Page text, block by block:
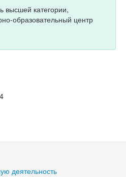
высшей категории,
образовательный центр
деятельность